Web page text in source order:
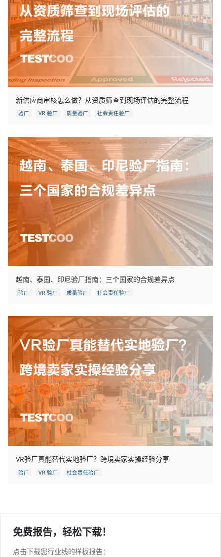
新供应商审核怎么做？从资质筛查到现场评估的完整流程
验厂 VR 验厂 质量验厂 社会责任验厂
越南、泰国、印尼验厂指南：三个国家的合规差异点
验厂 VR 验厂 质量验厂 社会责任验厂
VR验厂真能替代实地验厂？跨境卖家实操经验分享
验厂 VR 验厂 社会责任验厂
免费报告，轻松下载！
点击下载您行业线的样板报告：